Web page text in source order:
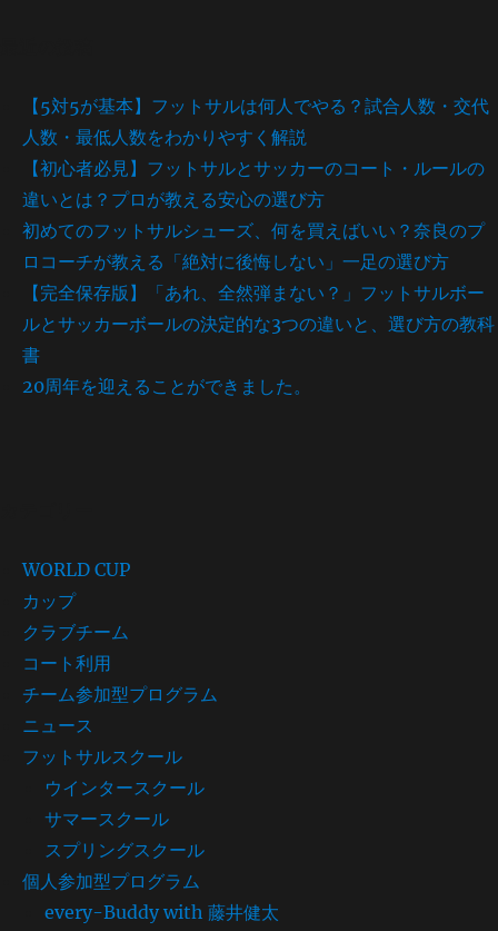
【5対5が基本】フットサルは何人でやる？試合人数・交代
人数・最低人数をわかりやすく解説
【初心者必見】フットサルとサッカーのコート・ルールの
違いとは？プロが教える安心の選び方
初めてのフットサルシューズ、何を買えばいい？奈良のプ
ロコーチが教える「絶対に後悔しない」一足の選び方
【完全保存版】「あれ、全然弾まない？」フットサルボー
ルとサッカーボールの決定的な3つの違いと、選び方の教科
書
20周年を迎えることができました。
WORLD CUP
カップ
クラブチーム
コート利用
チーム参加型プログラム
ニュース
フットサルスクール
ウインタースクール
サマースクール
スプリングスクール
個人参加型プログラム
every-Buddy with 藤井健太